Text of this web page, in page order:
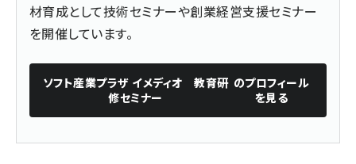
材育成として技術セミナーや創業経営支援セミナー
を開催しています。
ソフト産業プラザ イメディオ 教育研
修セミナー
のプロフィール
を見る